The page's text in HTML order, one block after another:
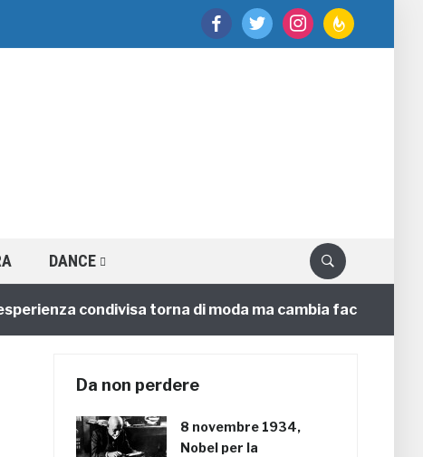
facebooktwitter instagramfeedburner
DANCE
condivisa torna di moda ma cambia faccia
Da non perdere
8 novembre 1934,
Nobel per la